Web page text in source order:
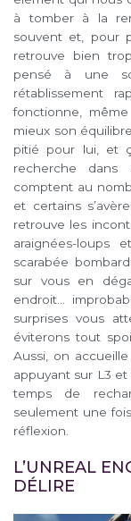
à tomber à la
souvent et, pour
retrouve bien
pensé à une
rétablissement
fonctionne,
mieux son
pitié pour lui, et
recherche dans
comptent au
et certains
retrouve les
araignées-loups
scarabée
sur vous en
endroit…
surprises vous
éviterons tout
Aussi, on
appuyant sur L3
temps de
seulement une
réflexion.
L’UNREAL
DÉLIRE